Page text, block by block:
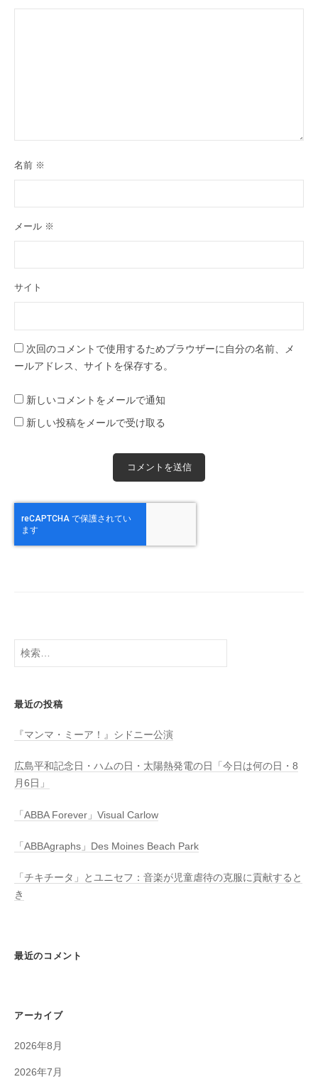
名前 ※
メール ※
サイト
次回のコメントで使用するためブラウザーに自分の名前、メ
ールアドレス、サイトを保存する。
新しいコメントをメールで通知
新しい投稿をメールで受け取る
検
最近の投稿
『マンマ・ミーア！』シドニー公演
広島平和記念日・ハムの日・太陽熱発電の日「今日は何の日・8
月6日」
「ABBA Forever」Visual Carlow
「ABBAgraphs」Des Moines Beach Park
「チキチータ」とユニセフ：音楽が児童虐待の克服に貢献すると
き
最近のコメント
アーカイブ
2026年8月
2026年7月